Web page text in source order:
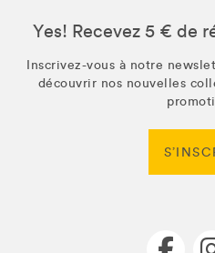
Yes! Recevez 5 € de
Inscrivez-vous à notre
découvrir nos nouvelles